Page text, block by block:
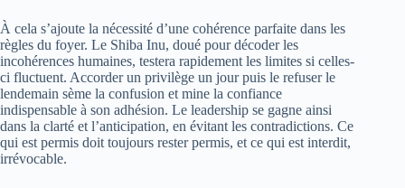
À cela s’ajoute la nécessité d’une cohérence parfaite dans les
règles du foyer. Le Shiba Inu, doué pour décoder les
incohérences humaines, testera rapidement les limites si celles-
ci fluctuent. Accorder un privilège un jour puis le refuser le
lendemain sème la confusion et mine la confiance
indispensable à son adhésion. Le leadership se gagne ainsi
dans la clarté et l’anticipation, en évitant les contradictions. Ce
qui est permis doit toujours rester permis, et ce qui est interdit,
irrévocable.